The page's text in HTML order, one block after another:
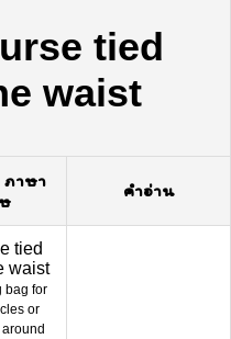
tied
waist
าษา
คำอ่าน
tied
waist
bag for
or